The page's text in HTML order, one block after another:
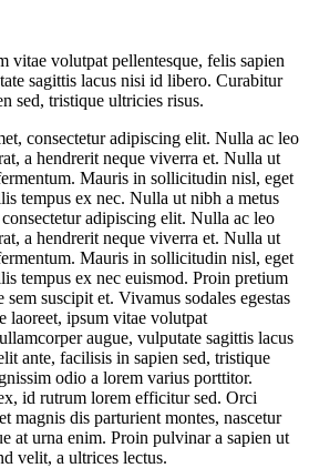
vitae volutpat pellentesque, felis sapien
sagittis lacus nisi id libero. Curabitur
sed, tristique ultricies risus.
consectetur adipiscing elit. Nulla ac leo
a hendrerit neque viverra et. Nulla ut
Mauris in sollicitudin nisl, eget
tempus ex nec. Nulla ut nibh a metus
adipiscing elit. Nulla ac leo
a hendrerit neque viverra et. Nulla ut
Mauris in sollicitudin nisl, eget
tempus ex nec euismod. Proin pretium
suscipit et. Vivamus sodales egestas
laoreet, ipsum vitae volutpat
augue, vulputate sagittis lacus
ante, facilisis in sapien sed, tristique
odio a lorem varius porttitor.
id rutrum lorem efficitur sed. Orci
magnis dis parturient montes, nascetur
at urna enim. Proin pulvinar a sapien ut
velit, a ultrices lectus.